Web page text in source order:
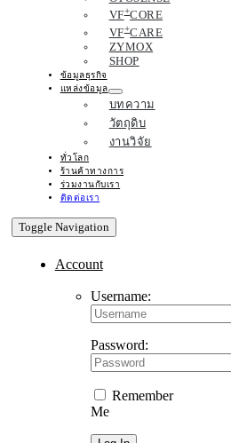
VF+CORE
VF+CARE
ZYMOX
SHOP
ข้อมูลธุรกิจ
แหล่งข้อมูล
บทความ
วัตถุดิบ
งานวิจัย
ทั่วโลก
ร้านค้าทางการ
ร่วมงานกับเรา
ติดต่อเรา
Toggle Navigation
Account
Username:
Password:
Remember
Me